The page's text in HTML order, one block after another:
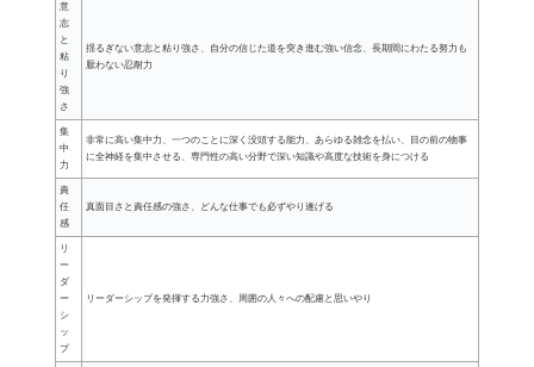
意
志
と
粘
り
強
さ
揺るぎない意志と粘り強さ、自分の信じた道を突き進む強い信念、長期間にわたる努力も
厭わない忍耐力
集
中
力
非常に高い集中力、一つのことに深く没頭する能力、あらゆる雑念を払い、目の前の物事
に全神経を集中させる、専門性の高い分野で深い知識や高度な技術を身につける
責
任
感
真面目さと責任感の強さ、どんな仕事でも必ずやり遂げる
リ
ー
ダ
ー
シ
ッ
プ
リーダーシップを発揮する力強さ、周囲の人々への配慮と思いやり